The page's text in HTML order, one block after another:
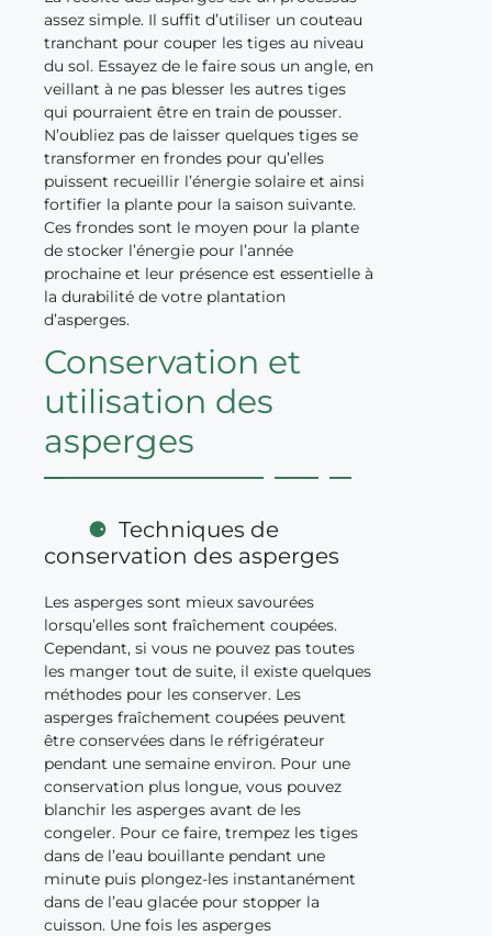
assez simple. Il suffit d’utiliser un couteau
tranchant pour couper les tiges au niveau
du sol. Essayez de le faire sous un angle, en
veillant à ne pas blesser les autres tiges
qui pourraient être en train de pousser.
N’oubliez pas de laisser quelques tiges se
transformer en frondes pour qu’elles
puissent recueillir l’énergie solaire et ainsi
fortifier la plante pour la saison suivante.
Ces frondes sont le moyen pour la plante
de stocker l’énergie pour l’année
prochaine et leur présence est essentielle à
la durabilité de votre plantation
d’asperges.
Conservation et
utilisation des
asperges
Techniques de
conservation des asperges
Les asperges sont mieux savourées
lorsqu’elles sont fraîchement coupées.
Cependant, si vous ne pouvez pas toutes
les manger tout de suite, il existe quelques
méthodes pour les conserver. Les
asperges fraîchement coupées peuvent
être conservées dans le réfrigérateur
pendant une semaine environ. Pour une
conservation plus longue, vous pouvez
blanchir les asperges avant de les
congeler. Pour ce faire, trempez les tiges
dans de l’eau bouillante pendant une
minute puis plongez-les instantanément
dans de l’eau glacée pour stopper la
cuisson. Une fois les asperges